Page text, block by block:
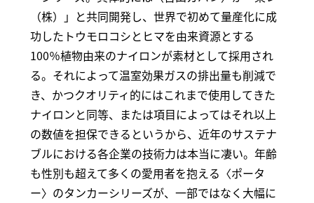
（株）」と共同開発し、世界で初めて量産化に成
功したトウモロコシとヒマを由来資源とする
100％植物由来のナイロンが素材として採用され
る。それによって温室効果ガスの排出量も削減で
き、かつクオリティ的にはこれまで使用してきた
ナイロンと同等、または項目によってはそれ以上
の数値を担保できるというから、近年のサステナ
ブルにおける各企業の技術力は本当に凄い。年齢
も性別も超えて多くの愛用者を抱える〈ポータ
ー〉のタンカーシリーズが、一部ではなく大幅に